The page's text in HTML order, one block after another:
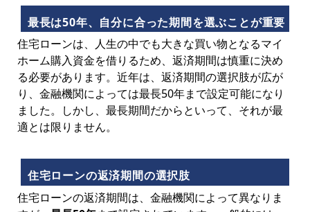
最長は50年、自分に合った期間を選ぶことが重要
住宅ローンは、人生の中でも大きな買い物となるマイ
ホーム購入資金を借りるため、返済期間は慎重に決め
る必要があります。近年は、返済期間の選択肢が広が
り、金融機関によっては最長50年まで設定可能になり
ました。しかし、最長期間だからといって、それが最
適とは限りません。
住宅ローンの返済期間の選択肢
住宅ローンの返済期間は、金融機関によって異なりま